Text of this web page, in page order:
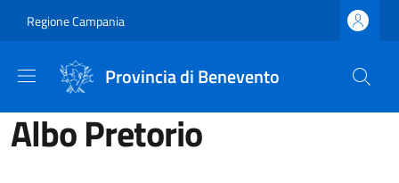
Regione Campania
Provincia di Benevento
Albo Pretorio